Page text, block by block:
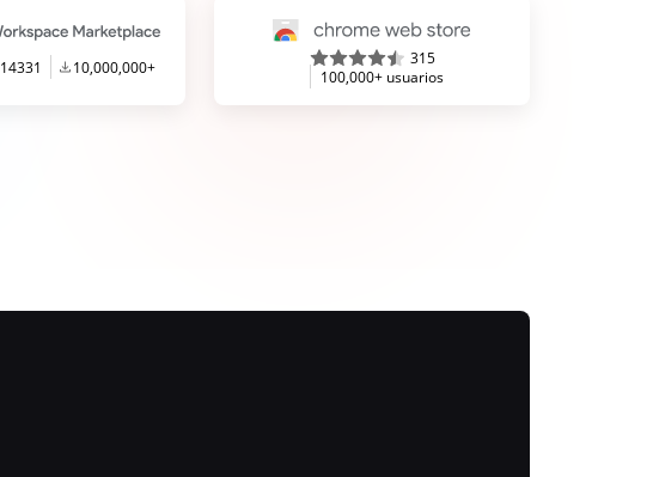
14331 10,000,000+
315
100,000+ usuarios